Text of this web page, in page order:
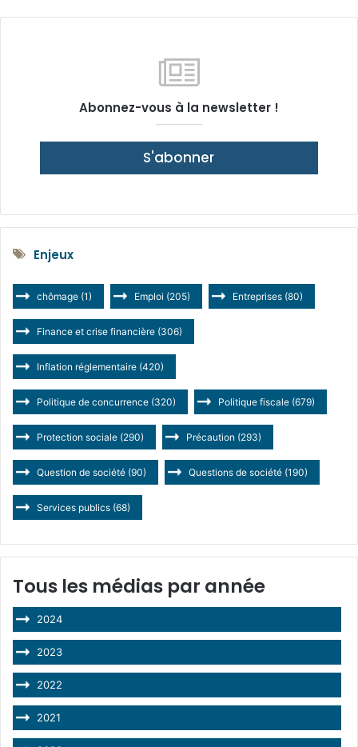
Abonnez-vous à la newsletter !
S'abonner
Enjeux
chômage (1) Emploi (205) Entreprises (80)
Finance et crise financière (306)
Inflation réglementaire (420)
Politique de concurrence (320) Politique fiscale (679)
Protection sociale (290) Précaution (293)
Question de société (90) Questions de société (190)
Services publics (68)
Tous les médias par année
2024
2023
2022
2021